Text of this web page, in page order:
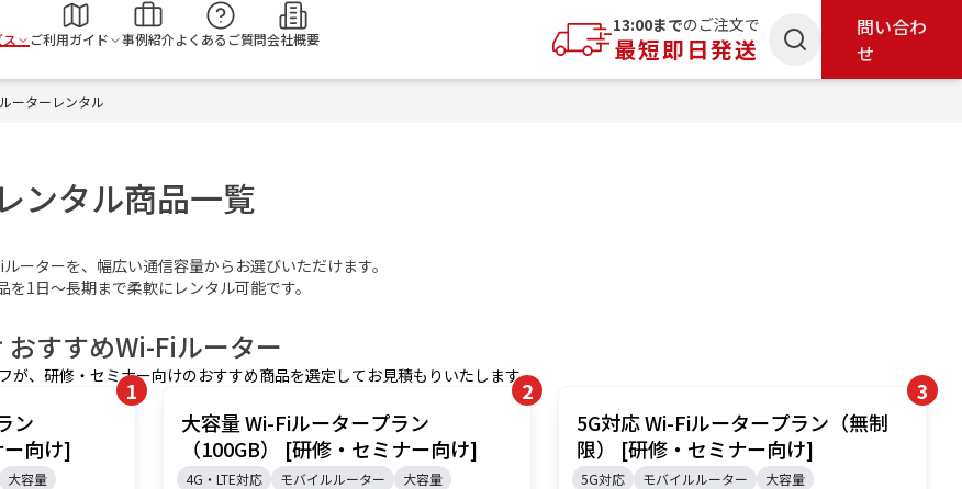
ご利用ガイド 事例紹介よくあるご質問会社概要
13:00までのご注文で
最短即日発送
問い合わ
せ
ーターレンタル
ンタル商品一覧
ーターを、幅広い通信容量からお選びいただけます。
1日〜長期まで柔軟にレンタル可能です。
おすすめWi-Fiルーター
が、 研修・セミナー向けのおすすめ商品を選定してお見積もりいたします。
ン
ー向け]
大容量
1
大容量 Wi-Fiルータープラン
（100GB） [研修・セミナー向け]
4G・LTE対応 モバイルルーター
大容量
2
5G対応 Wi-Fiルータープラン（無制
限） [研修・セミナー向け]
5G対応 モバイルルーター
大容量
3